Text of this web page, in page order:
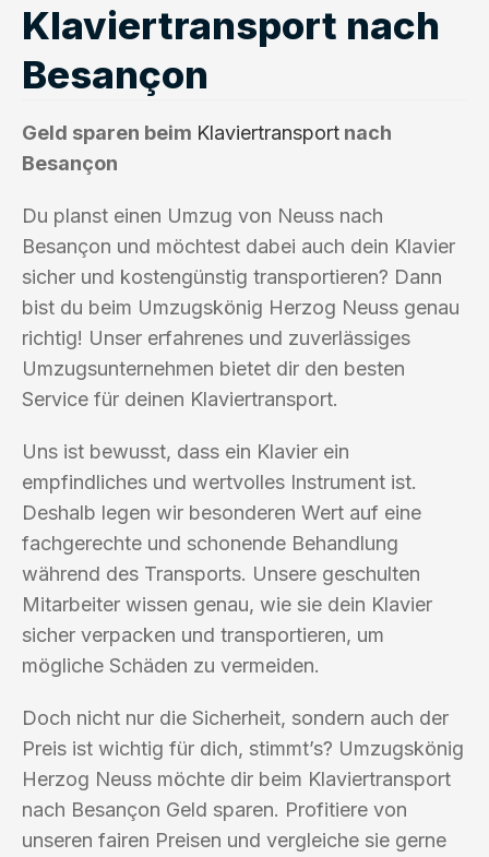
Klaviertransport nach
Besançon
Geld sparen beim Klaviertransport nach
Besançon
Du planst einen Umzug von Neuss nach
Besançon und möchtest dabei auch dein Klavier
sicher und kostengünstig transportieren? Dann
bist du beim Umzugskönig Herzog Neuss genau
richtig! Unser erfahrenes und zuverlässiges
Umzugsunternehmen bietet dir den besten
Service für deinen Klaviertransport.
Uns ist bewusst, dass ein Klavier ein
empfindliches und wertvolles Instrument ist.
Deshalb legen wir besonderen Wert auf eine
fachgerechte und schonende Behandlung
während des Transports. Unsere geschulten
Mitarbeiter wissen genau, wie sie dein Klavier
sicher verpacken und transportieren, um
mögliche Schäden zu vermeiden.
Doch nicht nur die Sicherheit, sondern auch der
Preis ist wichtig für dich, stimmt’s? Umzugskönig
Herzog Neuss möchte dir beim Klaviertransport
nach Besançon Geld sparen. Profitiere von
unseren fairen Preisen und vergleiche sie gerne